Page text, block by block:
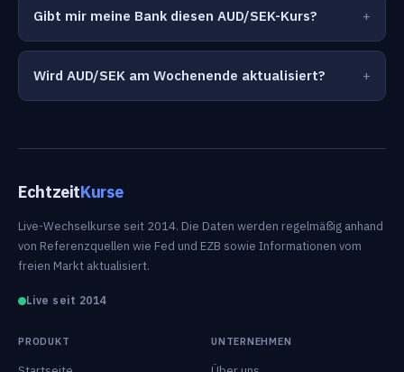
Gibt mir meine Bank diesen AUD/SEK-Kurs?
Wird AUD/SEK am Wochenende aktualisiert?
EchtzeitKurse
Live-Wechselkurse seit 2014. Die Daten werden regelmäßig anhand
von Referenzquellen wie Fed und EZB sowie Informationen vom
freien Markt aktualisiert.
Live seit 2014
PRODUKT UNTERNEHMEN